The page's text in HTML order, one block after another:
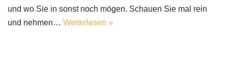
und wo Sie in sonst noch mögen. Schauen Sie mal rein
und nehmen… Weiterlesen »